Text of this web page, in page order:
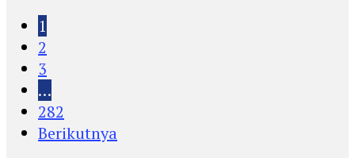
1
2
3
…
282
Berikutnya